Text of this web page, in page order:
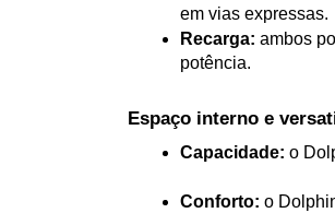
em vias expressas.
Recarga: ambos
potência.
Espaço interno e
Capacidade: o
Conforto: o